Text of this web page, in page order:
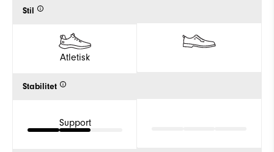
Stil
Atletisk
Stabilitet
Support